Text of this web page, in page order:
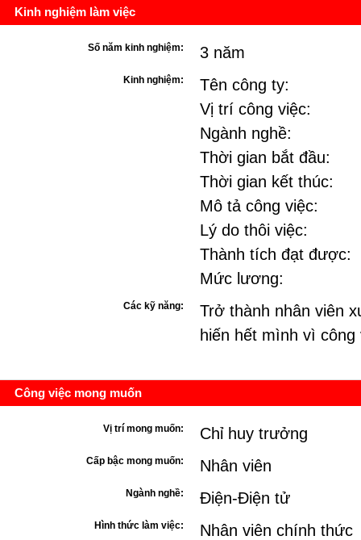
Kinh nghiệm làm việc
Số năm kinh nghiệm: 3 năm
Kinh nghiệm:
Tên công ty:
Vị trí công việc:
Ngành nghề:
Thời gian bắt đầu:
Thời gian kết thúc:
Mô tả công việc:
Lý do thôi việc:
Thành tích đạt được:
Mức lương:
Các kỹ năng:
Trở thành nhân viên
hiến hết mình vì công
Công việc mong muốn
Vị trí mong muốn: Chỉ huy trưởng
Cấp bậc mong muốn: Nhân viên
Ngành nghề: Điện-Điện tử
Hình thức làm việc: Nhân viên chính thức